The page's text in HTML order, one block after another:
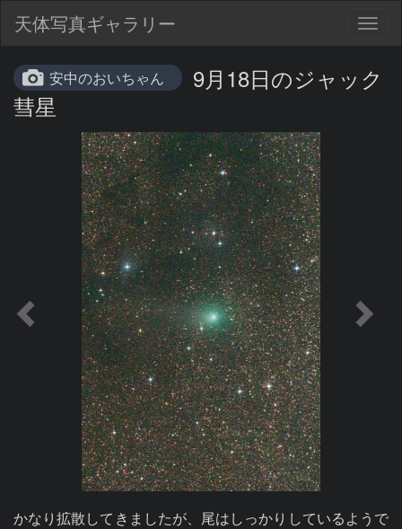
天体写真ギャラリー
安中のおいちゃん
9月18日のジャック
彗星
かなり拡散してきましたが、尾はしっかりしているようで